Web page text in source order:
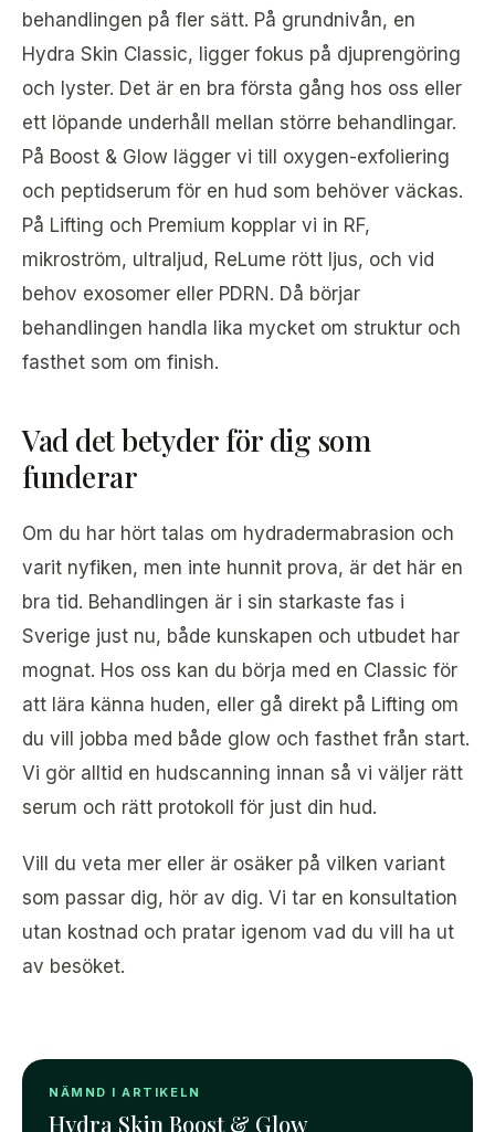
behandlingen på fler sätt. På grundnivån, en
Hydra Skin Classic, ligger fokus på djuprengöring
och lyster. Det är en bra första gång hos oss eller
ett löpande underhåll mellan större behandlingar.
På Boost & Glow lägger vi till oxygen-exfoliering
och peptidserum för en hud som behöver väckas.
På Lifting och Premium kopplar vi in RF,
mikroström, ultraljud, ReLume rött ljus, och vid
behov exosomer eller PDRN. Då börjar
behandlingen handla lika mycket om struktur och
fasthet som om finish.
Vad det betyder för dig som
funderar
Om du har hört talas om hydradermabrasion och
varit nyfiken, men inte hunnit prova, är det här en
bra tid. Behandlingen är i sin starkaste fas i
Sverige just nu, både kunskapen och utbudet har
mognat. Hos oss kan du börja med en Classic för
att lära känna huden, eller gå direkt på Lifting om
du vill jobba med både glow och fasthet från start.
Vi gör alltid en hudscanning innan så vi väljer rätt
serum och rätt protokoll för just din hud.
Vill du veta mer eller är osäker på vilken variant
som passar dig, hör av dig. Vi tar en konsultation
utan kostnad och pratar igenom vad du vill ha ut
av besöket.
NÄMND I ARTIKELN
Hydra Skin Boost & Glow